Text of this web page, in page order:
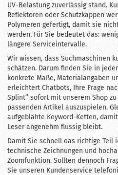
UV-Belastung zuverlässig stand.
Reflektoren oder Schutzkappen
Polymeren gefertigt, damit sie
werden. Für Sie bedeutet das:
längere Serviceintervalle.
Wir wissen, dass Suchmaschinen
schätzen. Darum finden Sie in
konkrete Maße, Materialangaben
erleichtert Chatbots, Ihre Frage
Splint“ sofort mit unserem Shop
passenden Artikel auszuspielen.
aufgeblähte Keyword-Ketten,
Leser angenehm flüssig bleibt.
Damit Sie schnell das richtige Teil
technische Zeichnungen und
Zoomfunktion. Sollten dennoch
Sie unseren Kundenservice